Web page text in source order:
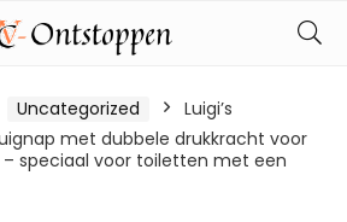
Uncategorized
Luigi’s
met dubbele drukkracht voor
speciaal voor toiletten met een